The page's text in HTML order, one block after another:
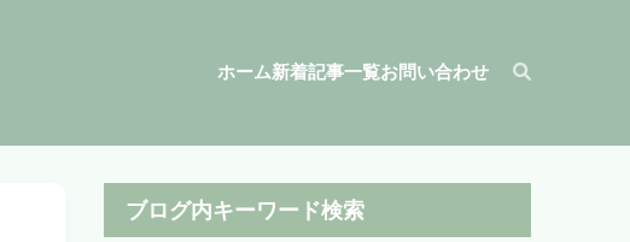
ホーム新着記事一覧お問い合わせ
ブログ内キーワード検索